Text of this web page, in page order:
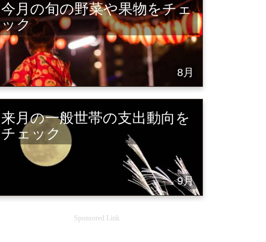
今月の旬の野菜や果物をチェ
ック
8月
来月の一般世帯の支出動向を
チェック
9月
Sponsored Link